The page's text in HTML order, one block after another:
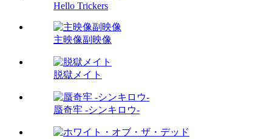
Hello Trickers
主映像副映像
脱獄メイト
蜃奇牢 -シンキロウ-